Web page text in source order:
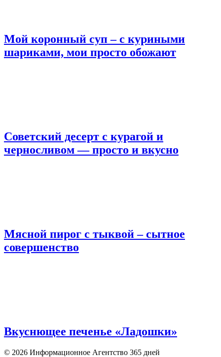
Мой коронный суп – с куриными
шариками, мои просто обожают
Советский десерт с курагой и
черносливом — просто и вкусно
Мясной пирог с тыквой – сытное
совершенство
Вкуснющее печенье «Ладошки»
© 2026 Информационное Агентство 365 дней